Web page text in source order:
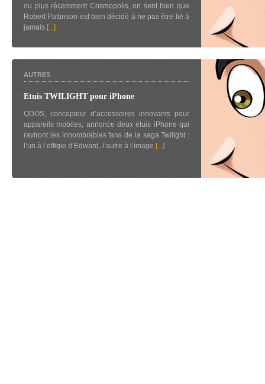
ou plus récemment Cosmopolis, on sent bien que
Robert Pattinson est bien décidé à ne pas être lié à
jamais [...]
AUTRES
Etuis TWILIGHT pour iPhone
QDOS, concepteur d’accessoires innovants pour
appareils mobiles, annonce deux étuis iPhone qui
raviront les innombrables fans de la saga Twilight :
l’un à l’effigie d’Edward, l’autre à l’image [...]